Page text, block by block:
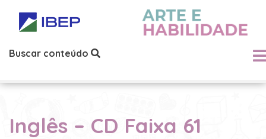
Buscar conteúdo
Inglês – CD Faixa 61